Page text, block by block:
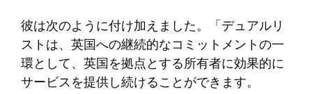
彼は次のように付け加えました。「デュアルリ
ストは、英国への継続的なコミットメントの一
環として、英国を拠点とする所有者に効果的に
サービスを提供し続けることができます。